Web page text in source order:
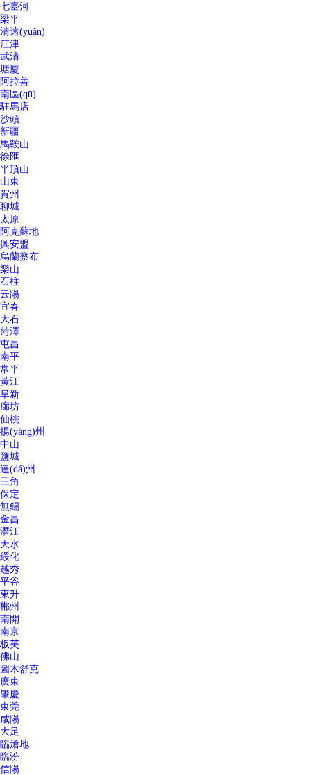
七臺河
梁平
清遠(yuǎn)
江津
武清
塘廈
阿拉善
南區(qū)
駐馬店
沙頭
新疆
馬鞍山
徐匯
平頂山
山東
賀州
聊城
太原
阿克蘇地
興安盟
烏蘭察布
樂山
石柱
云陽
宜春
大石
菏澤
屯昌
南平
常平
黃江
阜新
廊坊
仙桃
揚(yáng)州
中山
鹽城
達(dá)州
三角
保定
無錫
金昌
潛江
天水
綏化
越秀
平谷
東升
郴州
南開
南京
板芙
佛山
圖木舒克
廣東
肇慶
東莞
咸陽
大足
臨滄地
臨汾
信陽